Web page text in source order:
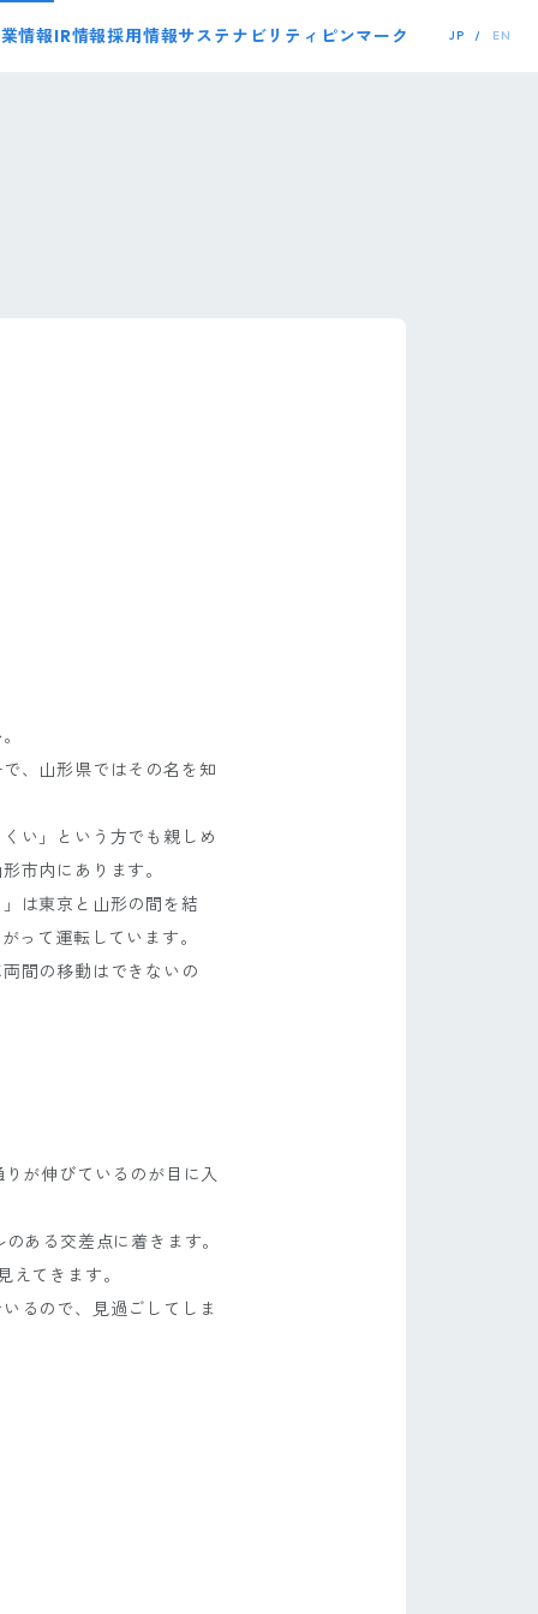
情報IR情報採用情報サステナビリティ ピンマーク JP EN
、山形県ではその名を知
い」という方でも親しめ
市内にあります。
は東京と山形の間を結
って運転しています。
間の移動はできないの
が伸びているのが目に入
ある交差点に着きます。
てきます。
るので、見過ごしてしま